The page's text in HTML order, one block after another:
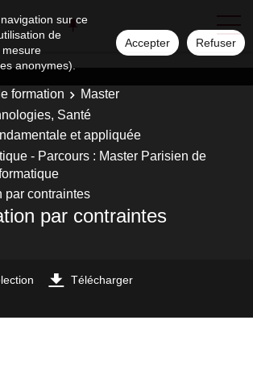
sur ce
de
anonymes).
Accepter Refuser
formation
Master
Santé
et appliquée
- Parcours : Master Parisien de
par contraintes
par contraintes
Télécharger